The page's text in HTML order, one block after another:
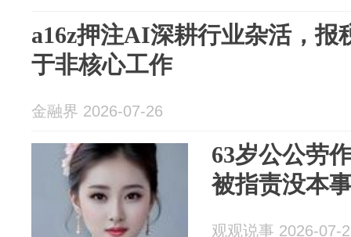
a16z押注AI深耕行业杂活，报
于非核心工作
金融界 2026-07-26
63岁公公劳
被指责没本
观观说事 2026-07-